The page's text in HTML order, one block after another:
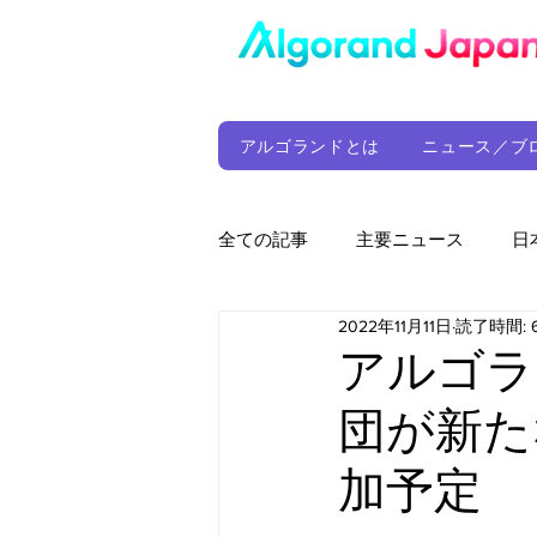
アルゴランドとは ニュース／ブ
全ての記事 主要ニュース 日
ウォレット 定期レポート
アルゴランド財団
アルゴ
団が新
加予定
2022年11月11日 読了時間: